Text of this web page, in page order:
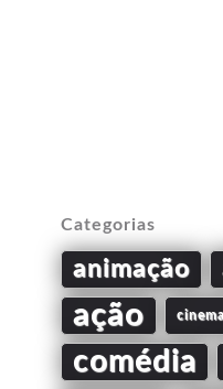
Categorias
animação
ação
comédia